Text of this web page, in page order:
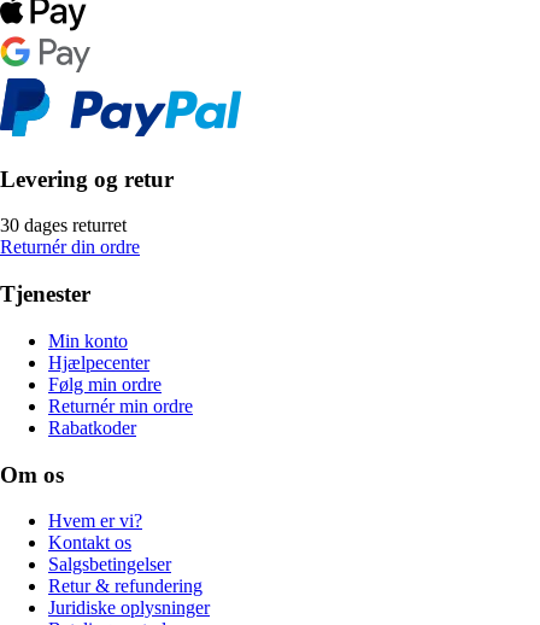
Levering og retur
30 dages returret
Returnér din ordre
Tjenester
Min konto
Hjælpecenter
Følg min ordre
Returnér min ordre
Rabatkoder
Om os
Hvem er vi?
Kontakt os
Salgsbetingelser
Retur & refundering
Juridiske oplysninger